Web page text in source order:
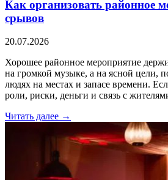
Как организовать районное
срывов
20.07.2026
Хорошее районное мероприятие
на громкой музыке, а на ясной цели,
людях на местах и запасе времени.
роли, риски, деньги и связь с
Читать далее →